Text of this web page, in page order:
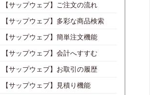
【サップウェブ】ご注文の流れ
【サップウェブ】多彩な商品検索
【サップウェブ】簡単注文機能
【サップウェブ】会計へすすむ
【サップウェブ】お取引の履歴
【サップウェブ】見積り機能